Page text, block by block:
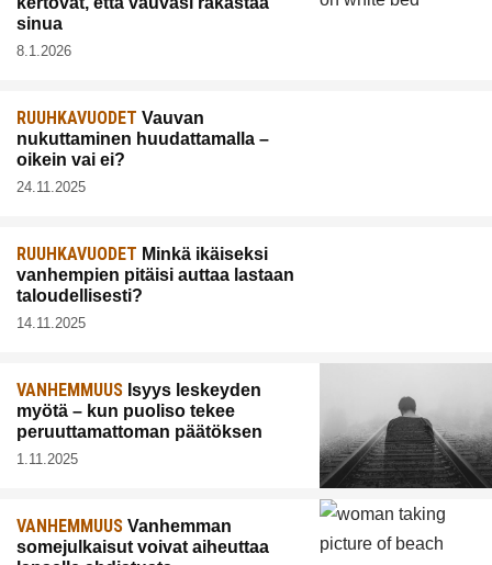
sinua
8.1.2026
RUUHKAVUODET Vauvan
nukuttaminen huudattamalla –
oikein vai ei?
24.11.2025
RUUHKAVUODET Minkä ikäiseksi
vanhempien pitäisi auttaa lastaan
taloudellisesti?
14.11.2025
VANHEMMUUS Isyys leskeyden
myötä – kun puoliso tekee
peruuttamattoman päätöksen
1.11.2025
VANHEMMUUS Vanhemman
somejulkaisut voivat aiheuttaa